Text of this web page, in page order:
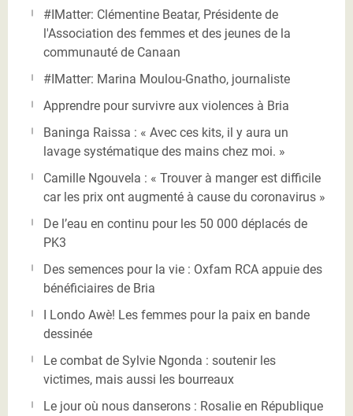
#IMatter: Clémentine Beatar, Présidente de
l'Association des femmes et des jeunes de la
communauté de Canaan
#IMatter: Marina Moulou-Gnatho, journaliste
Apprendre pour survivre aux violences à Bria
Baninga Raissa : « Avec ces kits, il y aura un
lavage systématique des mains chez moi. »
Camille Ngouvela : « Trouver à manger est difficile
car les prix ont augmenté à cause du coronavirus »
De l’eau en continu pour les 50 000 déplacés de
PK3
Des semences pour la vie : Oxfam RCA appuie des
bénéficiaires de Bria
I Londo Awè! Les femmes pour la paix en bande
dessinée
Le combat de Sylvie Ngonda : soutenir les
victimes, mais aussi les bourreaux
Le jour où nous danserons : Rosalie en République